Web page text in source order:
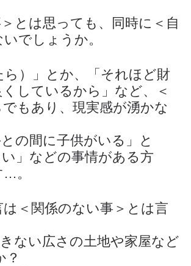
とは思っても、同時に＜自
でしょうか。
）」とか、「それほど財
しているから」など、＜
もあり、現実感が湧かな
の間に子供がいる」と
」などの事情がある方
。
＜関係のない事＞とは言
ない広さの土地や家屋など
？